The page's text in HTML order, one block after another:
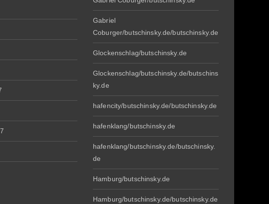
Gabriel
Coburger/butschinsky.de/butschinsky.de
Glockenschlag/butschinsky.de
Glockenschlag/butschinsky.de/butschins
ky.de
hafencity/butschinsky.de/butschinsky.de
hafenklang/butschinsky.de
hafenklang/butschinsky.de/butschinsky.
de
Hamburg/butschinsky.de
Hamburg/butschinsky.de/butschinsky.de